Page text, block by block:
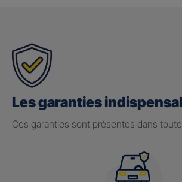
Les garanties
Ces garanties sont présentes dans